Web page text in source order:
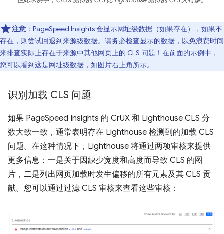
注意 ：PageSpeed Insights 会显示网址级数据（如果存在），如果不
存在，则尝试回退到来源级数据。请务必检查显示的数据，以免浪费时间
来排查实际上存在于来源中其他网页上的 CLS 问题！在前面的示例中，
您可以看到这是网址级数据，如图片右上角所示。
识别加载 CLS 问题
如果 PageSpeed Insights 的 CrUX 和 Lighthouse CLS 分
数大致一致，通常表明存在 Lighthouse 检测到的加载 CLS
问题。在这种情况下，Lighthouse 将通过两项审核来提供
更多信息：一是关于因缺少宽度和高度而导致 CLS 的图
片，二是列出网页加载时发生偏移的所有元素及其 CLS 贡
献。您可以通过过滤 CLS 审核来查看这些审核：